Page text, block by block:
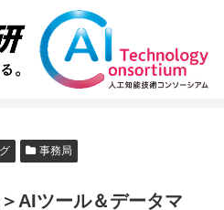
事務局
AIツール＆データマ